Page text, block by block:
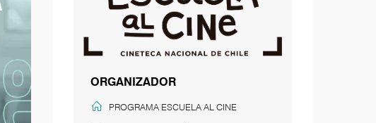
ORGANIZADOR
PROGRAMA ESCUELA AL CINE